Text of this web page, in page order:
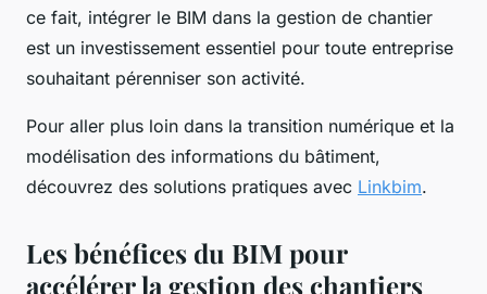
ce fait, intégrer le BIM dans la gestion de chantier
est un investissement essentiel pour toute entreprise
souhaitant pérenniser son activité.
Pour aller plus loin dans la transition numérique et la
modélisation des informations du bâtiment,
découvrez des solutions pratiques avec Linkbim.
Les bénéfices du BIM pour
accélérer la gestion des chantiers